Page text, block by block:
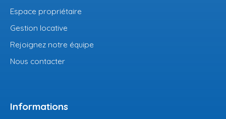
Espace propriétaire
Gestion locative
Rejoignez notre équipe
Nous contacter
Informations